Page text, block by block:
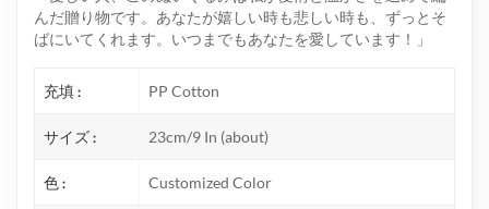
んだ贈り物です。あなたが嬉しい時も悲しい時も、ずっとそ
ばにいてくれます。いつまでもあなたを愛しています！」
充填 : PP Cotton
サイズ : 23cm/9 In (about)
色 : Customized Color